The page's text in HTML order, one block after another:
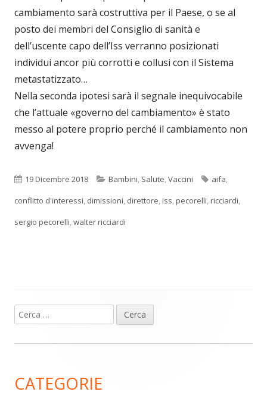
cambiamento sarà costruttiva per il Paese, o se al
posto dei membri del Consiglio di sanità e
dell’uscente capo dell’Iss verranno posizionati
individui ancor più corrotti e collusi con il Sistema
metastatizzato…
Nella seconda ipotesi sarà il segnale inequivocabile
che l’attuale «governo del cambiamento» è stato
messo al potere proprio perché il cambiamento non
avvenga!
Pubblicato
19 Dicembre 2018 Categorie
Bambini, Salute,Vaccini Tag
aifa,
conflitto d'interessi, dimissioni, direttore,iss,pecorelli,ricciardi,
sergio pecorelli,walter ricciardi
Barra
laterale
Ricerca
per:
CATEGORIE